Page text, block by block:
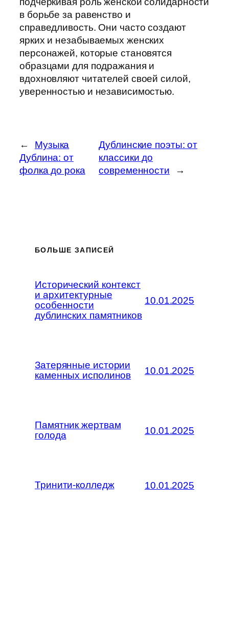
в борьбе за равенство и
справедливость. Они часто создают
ярких и незабываемых женских
персонажей, которые становятся
образцами для подражания и
вдохновляют читателей своей силой,
уверенностью и независимостью.
←
Музыка
Дублина: от
фолка до рока
Дублинские поэты: от
классики до
современности
→
БОЛЬШЕ ЗАПИСЕЙ
Исторический контекст
и архитектурные
особенности
дублинских памятников
10.01.2025
Затерянные истории
каменных исполинов
10.01.2025
Памятник жертвам
голода
10.01.2025
Тринити-колледж 10.01.2025